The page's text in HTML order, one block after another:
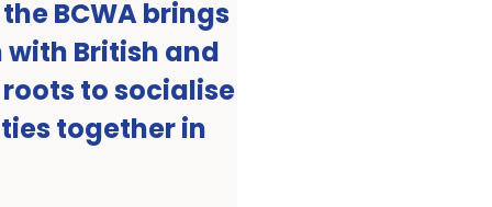
BCWA brings
British and
to socialise
together in